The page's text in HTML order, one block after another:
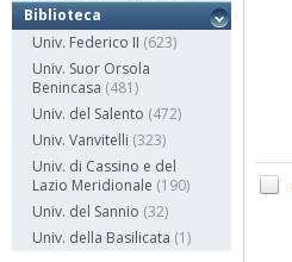
Biblioteca
Univ. Federico II (623)
Univ. Suor Orsola
Benincasa (481)
Univ. del Salento (472)
Univ. Vanvitelli (323)
Univ. di Cassino e del
Lazio Meridionale (190)
Univ. del Sannio (32)
Univ. della Basilicata (1)